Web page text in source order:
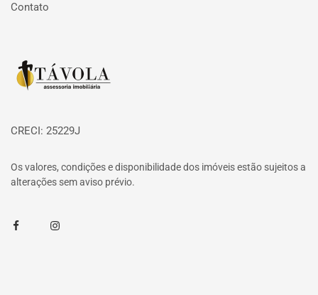
Contato
Página inicial
CRECI: 25229J
Os valores, condições e disponibilidade dos imóveis estão sujeitos a
alterações sem aviso prévio.
FacebookInstagram